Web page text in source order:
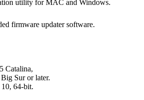
utility for MAC and Windows.
firmware updater software.
Catalina,
Sur or later.
64-bit.